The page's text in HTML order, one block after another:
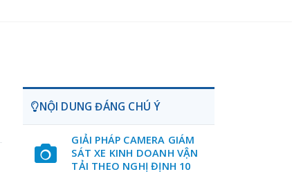
NỘI DUNG ĐÁNG CHÚ Ý
GIẢI PHÁP CAMERA GIÁM
SÁT XE KINH DOANH VẬN
TẢI THEO NGHỊ ĐỊNH 10